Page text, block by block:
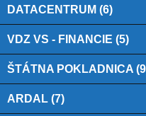
DATACENTRUM (6)
VDZ VS - FINANCIE (5)
ŠTÁTNA POKLADNICA
ARDAL (7)